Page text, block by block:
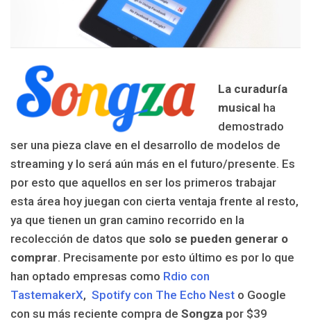
La curaduría
musical ha
demostrado
ser una pieza clave en el desarrollo de modelos de
streaming y lo será aún más en el futuro/presente. Es
por esto que aquellos en ser los primeros trabajar
esta área hoy juegan con cierta ventaja frente al resto,
ya que tienen un gran camino recorrido en la
recolección de datos que solo se pueden generar o
comprar. Precisamente por esto último es por lo que
han optado empresas como Rdio con
TastemakerX, Spotify con The Echo Nest o Google
con su más reciente compra de Songza por $39